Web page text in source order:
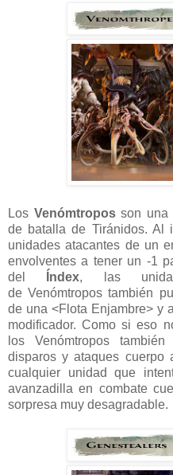
Los Venómtroposson una
de batalla de Tiránidos. Al
unidades atacantes de un
envolventes a tener un -1
del
Índex, las
de Venómtropos también
de una <Flota Enjambre> y
modificador. Como si eso
los Venómtropos
disparos y ataques
cualquier unidad que
avanzadilla en combate
sorpresa muy desagradable.